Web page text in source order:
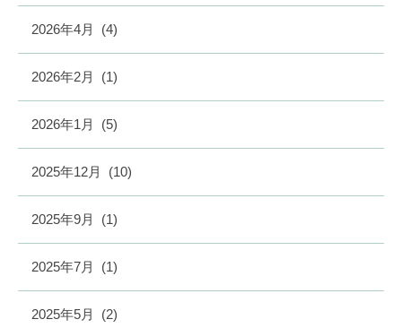
2026年4月 (4)
2026年2月 (1)
2026年1月 (5)
2025年12月 (10)
2025年9月 (1)
2025年7月 (1)
2025年5月 (2)